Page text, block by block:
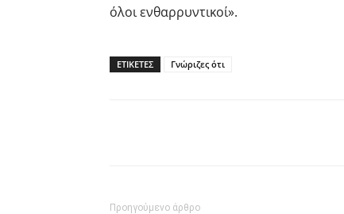
όλοι ενθαρρυντικοί».
ΕΤΙΚΕΤΕΣ Γνώριζες ότι
Προηγούμενο άρθρο